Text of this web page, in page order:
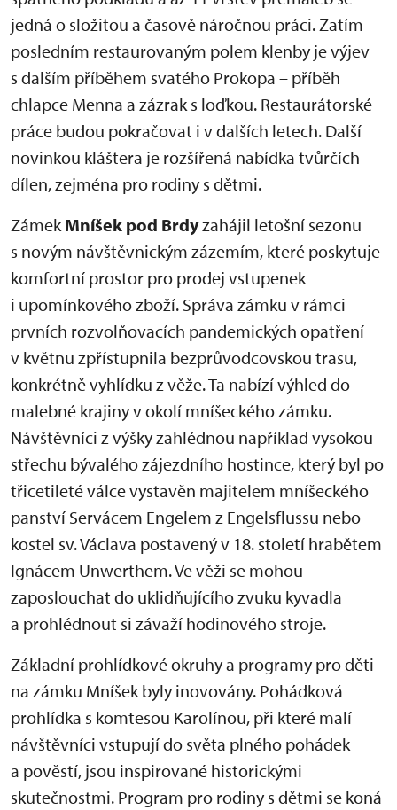
jedná o složitou a časově náročnou práci. Zatím
posledním restaurovaným polem klenby je výjev
s dalším příběhem svatého Prokopa – příběh
chlapce Menna a zázrak s loďkou. Restaurátorské
práce budou pokračovat i v dalších letech. Další
novinkou kláštera je rozšířená nabídka tvůrčích
dílen, zejména pro rodiny s dětmi.
ZámekMníšek pod Brdyzahájil letošní sezonu
s novým návštěvnickým zázemím, které poskytuje
komfortní prostor pro prodej vstupenek
i upomínkového zboží. Správa zámku v rámci
prvních rozvolňovacích pandemických opatření
v květnu zpřístupnila bezprůvodcovskou trasu,
konkrétně vyhlídku z věže. Ta nabízí výhled do
malebné krajiny v okolí mníšeckého zámku.
Návštěvníci z výšky zahlédnou například vysokou
střechu bývalého zájezdního hostince, který byl po
třicetileté válce vystavěn majitelem mníšeckého
panství Servácem Engelem z Engelsflussu nebo
kostel sv. Václava postavený v 18. století hrabětem
Ignácem Unwerthem. Ve věži se mohou
zaposlouchat do uklidňujícího zvuku kyvadla
a prohlédnout si závaží hodinového stroje.
Základní prohlídkové okruhy a programy pro děti
na zámku Mníšek byly inovovány. Pohádková
prohlídka s komtesou Karolínou, při které malí
návštěvníci vstupují do světa plného pohádek
a pověstí, jsou inspirované historickými
skutečnostmi. Program pro rodiny s dětmi se koná